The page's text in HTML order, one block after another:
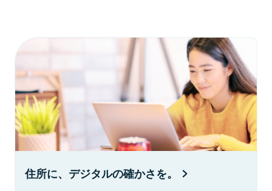
住所に、デジタルの確かさを。